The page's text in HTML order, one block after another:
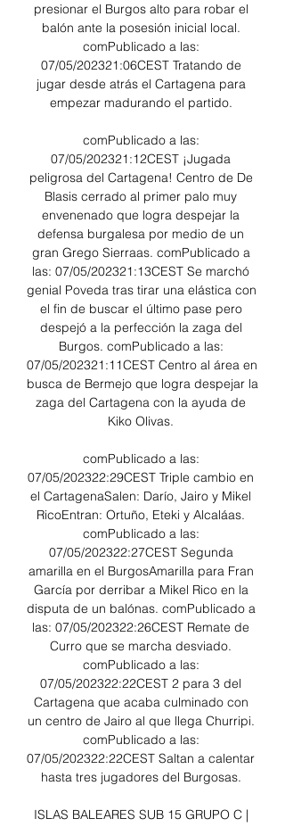
presionar el Burgos alto para robar el
balón ante la posesión inicial local.
comPublicado a las:
07/05/202321:06CEST Tratando de
jugar desde atrás el Cartagena para
empezar madurando el partido.
comPublicado a las:
07/05/202321:12CEST ¡Jugada
peligrosa del Cartagena! Centro de De
Blasis cerrado al primer palo muy
envenenado que logra despejar la
defensa burgalesa por medio de un
gran Grego Sierraas. comPublicado a
las: 07/05/202321:13CEST Se marchó
genial Poveda tras tirar una elástica con
el fin de buscar el último pase pero
despejó a la perfección la zaga del
Burgos. comPublicado a las:
07/05/202321:11CEST Centro al área en
busca de Bermejo que logra despejar la
zaga del Cartagena con la ayuda de
Kiko Olivas.
comPublicado a las:
07/05/202322:29CEST Triple cambio en
el CartagenaSalen: Darío, Jairo y Mikel
RicoEntran: Ortuño, Eteki y Alcaláas.
comPublicado a las:
07/05/202322:27CEST Segunda
amarilla en el BurgosAmarilla para Fran
García por derribar a Mikel Rico en la
disputa de un balónas. comPublicado a
las: 07/05/202322:26CEST Remate de
Curro que se marcha desviado.
comPublicado a las:
07/05/202322:22CEST 2 para 3 del
Cartagena que acaba culminado con
un centro de Jairo al que llega Churripi.
comPublicado a las:
07/05/202322:22CEST Saltan a calentar
hasta tres jugadores del Burgosas.
ISLAS BALEARES SUB 15 GRUPO C |